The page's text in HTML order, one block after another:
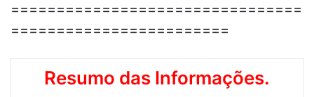
================================
========================
Resumo das Informações.